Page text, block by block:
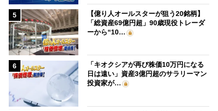
5
【億り人オールスターが狙う20銘柄】
「総資産69億円超」90歳現役トレーダ
ーから“10…
6
「キオクシアが再び株価10万円になる
日は遠い」資産3億円超のサラリーマン
投資家が…